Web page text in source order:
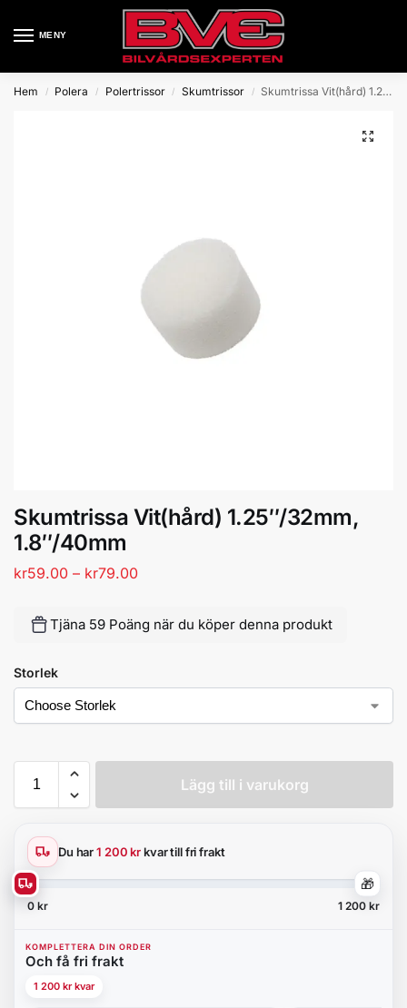
MENY
Hem / Polera / Polertrissor / Skumtrissor / Skumtrissa Vit(hård) 1.25″/32mm, 1.8″/40mm
Skumtrissa Vit(hård) 1.25″/32mm,
1.8″/40mm
kr59.00 – kr79.00
Tjäna 59 Poäng när du köper denna produkt
Storlek
Lägg till i varukorg
Du har1 200 krkvar till fri frakt
🎁
0 kr 1 200 kr
KOMPLETTERA DIN ORDER
Och få fri frakt
1 200 kr kvar